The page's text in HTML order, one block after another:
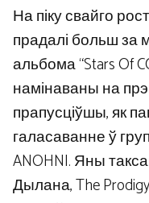
На піку свайго
прадалі больш за
альбома “Stars Of
намінаваны на
прапусціўшы, як
галасаванне ў
ANOHNI. Яны
Дылана, The